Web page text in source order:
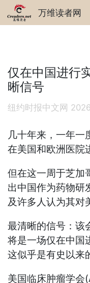
万维读者网
仅在中国进行
晰信号
纽约时报中文网
几十年来，一年一
在美国和欧洲医院
但在这一周于芝加
出中国作为药物
及许多人认为其对
最清晰的信号：该
将是一场仅在中国
这似乎是有史以来
美国临床肿瘤学会